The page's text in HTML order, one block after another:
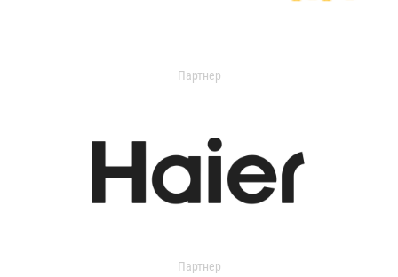
Партнер
Партнер